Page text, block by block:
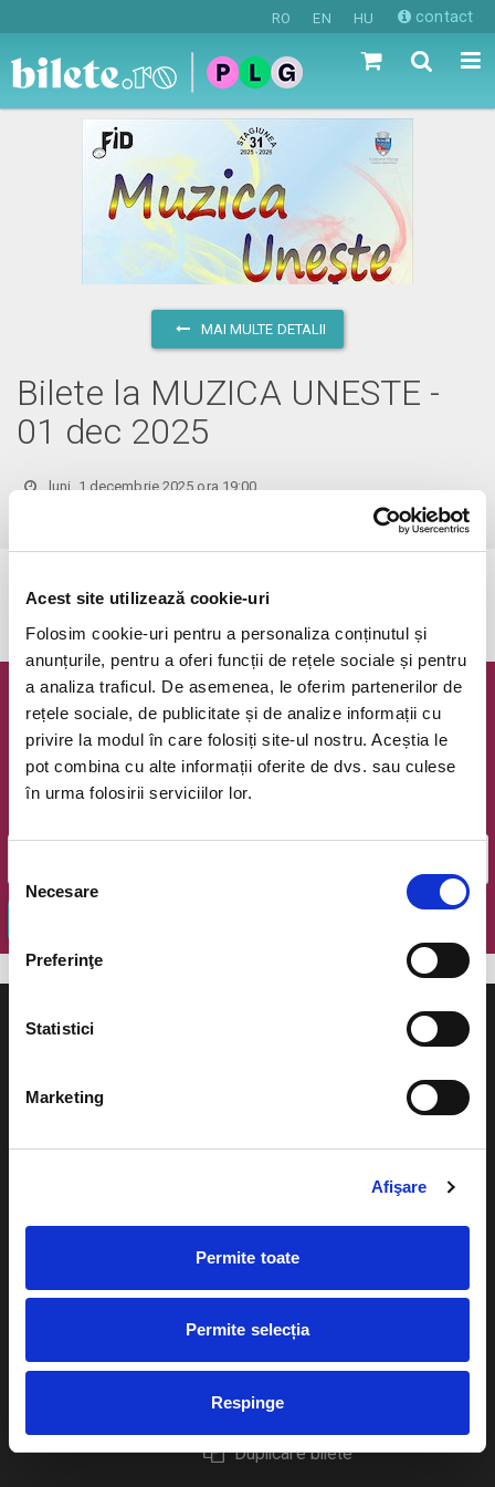
Acest site utilizează cookie-uri
Folosim cookie-uri pentru a personaliza conținutul și
anunțurile, pentru a oferi funcții de rețele sociale și pentru
a analiza traficul. De asemenea, le oferim partenerilor de
rețele sociale, de publicitate și de analize informații cu
privire la modul în care folosiți site-ul nostru. Aceștia le
pot combina cu alte informații oferite de dvs. sau culese
în urma folosirii serviciilor lor.
consimțământului
Necesare
Preferinţe
Statistici
Marketing
Afişare
Permite toate
Permite selecția
Respinge
RO EN HU contact
MAI MULTE DETALII
Bilete la MUZICA UNESTE -
01 dec 2025
luni, 1 decembrie 2025 ora 19:00
Evenimentul a expirat.
Newsletter @ Bilete.ro
Oferte exclusive si o editie saptamanala cu cele mai noi
evenimente.
Cum comand bilete?
Plata online sau cash
eBilet printat acasa
Livrare prin curier
Returnare bilete
Duplicare bilete
Evenimente
festivaluri
Pentru copii